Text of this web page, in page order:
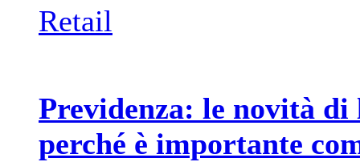
Retail
Previdenza: le novità di
perché è importante